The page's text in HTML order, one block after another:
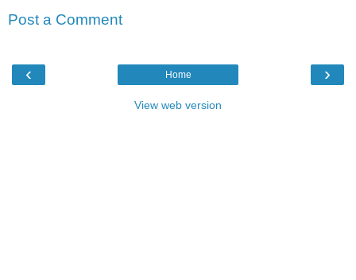
Post a Comment
‹ ›
Home
View web version